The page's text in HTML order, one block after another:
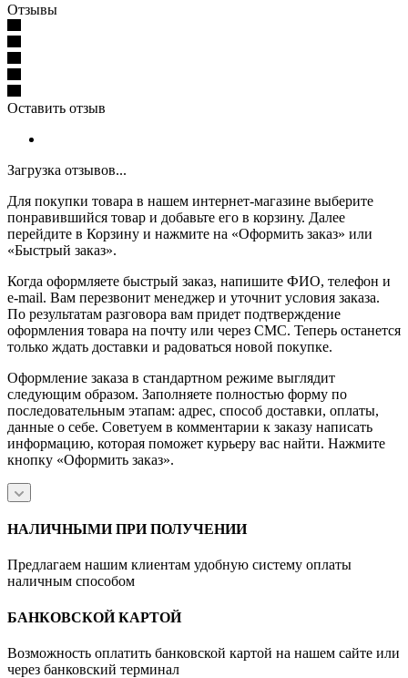
Отзывы
Оставить отзыв
Загрузка отзывов...
Для покупки товара в нашем интернет-магазине выберите
понравившийся товар и добавьте его в корзину. Далее
перейдите в Корзину и нажмите на «Оформить заказ» или
«Быстрый заказ».
Когда оформляете быстрый заказ, напишите ФИО, телефон и
e-mail. Вам перезвонит менеджер и уточнит условия заказа.
По результатам разговора вам придет подтверждение
оформления товара на почту или через СМС. Теперь останется
только ждать доставки и радоваться новой покупке.
Оформление заказа в стандартном режиме выглядит
следующим образом. Заполняете полностью форму по
последовательным этапам: адрес, способ доставки, оплаты,
данные о себе. Советуем в комментарии к заказу написать
информацию, которая поможет курьеру вас найти. Нажмите
кнопку «Оформить заказ».
НАЛИЧНЫМИ ПРИ ПОЛУЧЕНИИ
Предлагаем нашим клиентам удобную систему оплаты
наличным способом
БАНКОВСКОЙ КАРТОЙ
Возможность оплатить банковской картой на нашем сайте или
через банковский терминал